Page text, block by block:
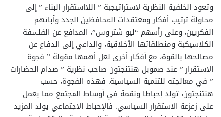
وتعود الخلفية النظرية لاستراتيجية ” اللااستقرار البناء ” إلى
محاولة ترتيب أفكار ومعتقدات المحافظين الجدد وآبائهم
الفكريين، وعلى رأسهم “ليو شتراوس”، المدافع عن الفلسفة
الكلاسيكية ومنطلقاتها الأخلاقية، والداعي إلى الدفاع عن
مصالحها بالقوة، مع أفكار أخرى لعل أهمها مقولة ” فجوة
الاستقرار ” عند صمويل هنتنجتون صاحب نظرية ” صدام الحضارات
” في معالجته للتنمية السياسية. فهذه الفجوة، حسب
هنتنجتون، تولد إحباطا ونقمة في أوساط المجتمع مما يعمل
على زعزعة الاستقرار السياسي. فالإحباط الاجتماعي يولد المزيد